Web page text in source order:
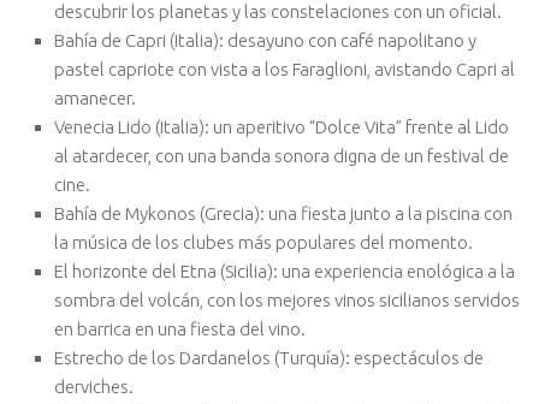
descubrir los planetas y las constelaciones con un oficial.
Bahía de Capri (Italia): desayuno con café napolitano y
pastel capriote con vista a los Faraglioni, avistando Capri al
amanecer.
Venecia Lido (Italia): un aperitivo “Dolce Vita” frente al Lido
al atardecer, con una banda sonora digna de un festival de
cine.
Bahía de Mykonos (Grecia): una fiesta junto a la piscina con
la música de los clubes más populares del momento.
El horizonte del Etna (Sicilia): una experiencia enológica a la
sombra del volcán, con los mejores vinos sicilianos servidos
en barrica en una fiesta del vino.
Estrecho de los Dardanelos (Turquía): espectáculos de
derviches.